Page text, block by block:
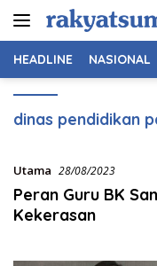
HEADLINE NASIONAL
dinas pendidikan
Utama 28/08/2023
Peran Guru BK
Kekerasan